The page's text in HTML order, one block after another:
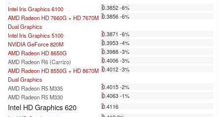
Intel Iris Graphics 6100
0.3852 -6%
AMD Radeon HD 7660G + HD 7670M
Dual Graphics
0.3856 -6%
Intel Iris Graphics 5100
0.3871 -6%
NVIDIA GeForce 820M
0.3953 -4%
AMD Radeon HD 8650G
0.3988 -3%
AMD Radeon R6 (Carrizo)
0.4006 -3%
AMD Radeon HD 8550G + HD 8670M
Dual Graphics
0.4012 -3%
AMD Radeon R5 M335
0.4015 -2%
AMD Radeon R5 M330
0.4063 -1%
Intel HD Graphics 620
0.4116